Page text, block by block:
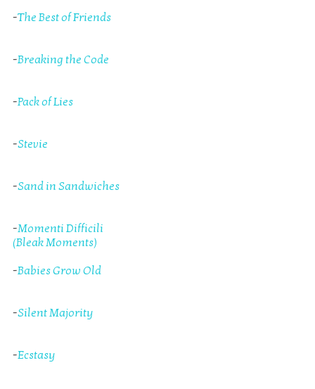
-The Best of Friends
-Breaking the Code
-Pack of Lies
-Stevie
-Sand in Sandwiches
-Momenti Difficili
(Bleak Moments)
-Babies Grow Old
-Silent Majority
-Ecstasy